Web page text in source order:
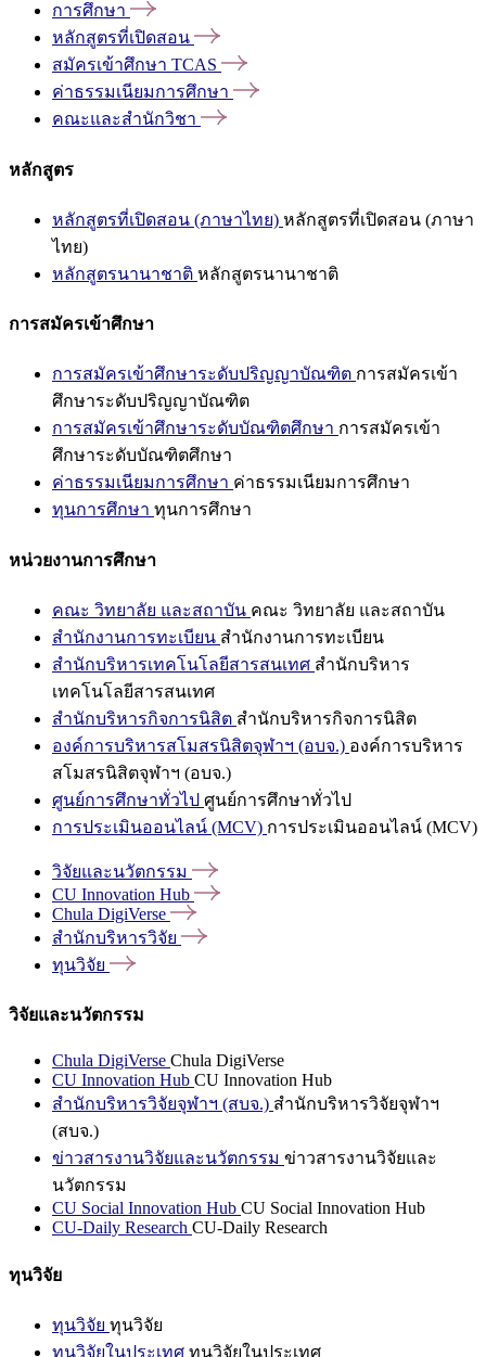
การศึกษา
หลักสูตรที่เปิดสอน
สมัครเข้าศึกษา TCAS
ค่าธรรมเนียมการศึกษา
คณะและสำนักวิชา
หลักสูตร
หลักสูตรที่เปิดสอน (ภาษาไทย) หลักสูตรที่เปิดสอน (ภาษา
ไทย)
หลักสูตรนานาชาติ หลักสูตรนานาชาติ
การสมัครเข้าศึกษา
การสมัครเข้าศึกษาระดับปริญญาบัณฑิต การสมัครเข้า
ศึกษาระดับปริญญาบัณฑิต
การสมัครเข้าศึกษาระดับบัณฑิตศึกษา การสมัครเข้า
ศึกษาระดับบัณฑิตศึกษา
ค่าธรรมเนียมการศึกษา ค่าธรรมเนียมการศึกษา
ทุนการศึกษา ทุนการศึกษา
หน่วยงานการศึกษา
คณะ วิทยาลัย และสถาบัน คณะ วิทยาลัย และสถาบัน
สำนักงานการทะเบียน สำนักงานการทะเบียน
สำนักบริหารเทคโนโลยีสารสนเทศ สำนักบริหาร
เทคโนโลยีสารสนเทศ
สำนักบริหารกิจการนิสิต สำนักบริหารกิจการนิสิต
องค์การบริหารสโมสรนิสิตจุฬาฯ (อบจ.) องค์การบริหาร
สโมสรนิสิตจุฬาฯ (อบจ.)
ศูนย์การศึกษาทั่วไป ศูนย์การศึกษาทั่วไป
การประเมินออนไลน์ (MCV) การประเมินออนไลน์ (MCV)
วิจัยและนวัตกรรม
CU Innovation Hub
Chula DigiVerse
สำนักบริหารวิจัย
ทุนวิจัย
วิจัยและนวัตกรรม
Chula DigiVerse Chula DigiVerse
CU Innovation Hub CU Innovation Hub
สำนักบริหารวิจัยจุฬาฯ (สบจ.) สำนักบริหารวิจัยจุฬาฯ
(สบจ.)
ข่าวสารงานวิจัยและนวัตกรรม ข่าวสารงานวิจัยและ
นวัตกรรม
CU Social Innovation Hub CU Social Innovation Hub
CU-Daily Research CU-Daily Research
ทุนวิจัย
ทุนวิจัย ทุนวิจัย
ทุนวิจัยในประเทศ ทุนวิจัยในประเทศ